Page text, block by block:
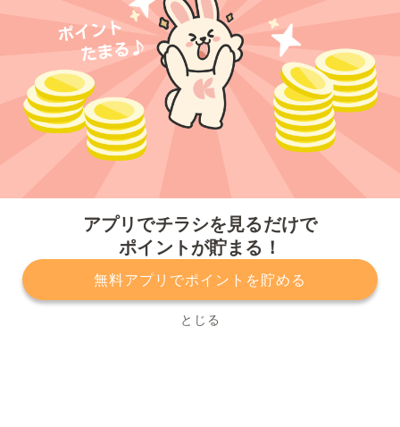
アプリでチラシを見るだけで
ポイントが貯まる！
無料アプリでポイントを貯める
とじる
プライバシーポリシー 利用規約
運営会社
サービスに関してのお問い合わせ